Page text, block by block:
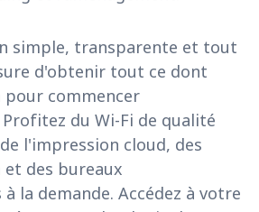
simple, transparente et tout
d'obtenir tout ce dont
pour commencer
du Wi-Fi de qualité
l'impression cloud, des
et des bureaux
la demande. Accédez à votre